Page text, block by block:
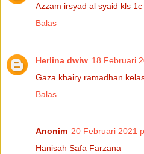
Azzam irsyad al syaid kls 1c
Balas
Herlina dwiw 18 Februari
Gaza khairy ramadhan
Balas
Anonim 20 Februari 2021
Hanisah Safa Farzana